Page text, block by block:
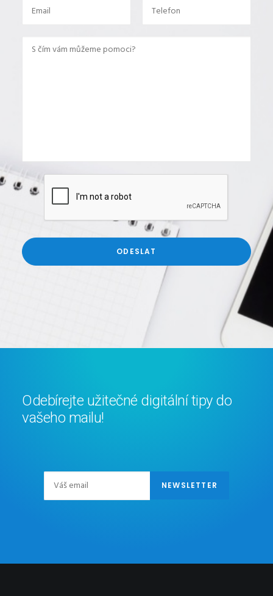
Odebírejte užitečné digitální tipy do
vašeho mailu!